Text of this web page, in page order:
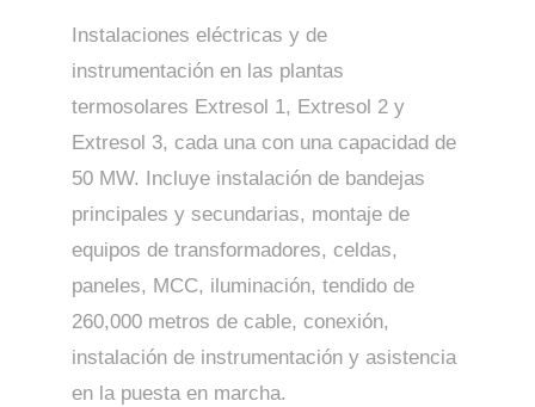
Instalaciones eléctricas y de
instrumentación en las plantas
termosolares Extresol 1, Extresol 2 y
Extresol 3, cada una con una capacidad de
50 MW. Incluye instalación de bandejas
principales y secundarias, montaje de
equipos de transformadores, celdas,
paneles, MCC, iluminación, tendido de
260,000 metros de cable, conexión,
instalación de instrumentación y asistencia
en la puesta en marcha.